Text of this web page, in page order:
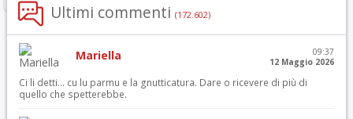
Ultimi commenti (172.602)
Mariella
09:37
12 Maggio 2026
Ci li detti… cu lu parmu e la gnutticatura. Dare o ricevere di più di
quello che spetterebbe.